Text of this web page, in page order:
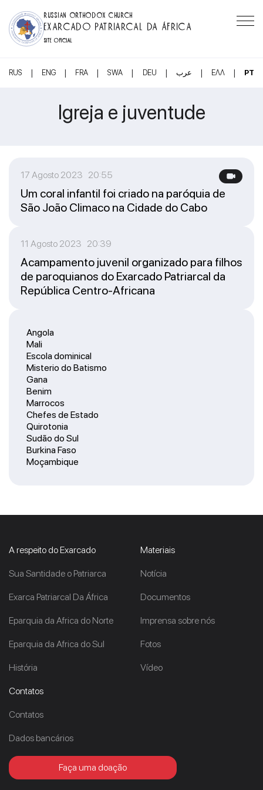
RUSSIAN ORTHODOX CHURCH
EXARCADO PATRIARCAL DA ÁFRICA
SITE OFICIAL
RUS | ENG | FRA | SWA | DEU | عرب | ΕΛΛ | PT
Igreja e juventude
Angola
Mali
Escola dominical
Misterio do Batismo
Gana
Benim
Marrocos
Chefes de Estado
Quirotonia
Sudão do Sul
Burkina Faso
Moçambique
17 Agosto 2023 20:55
Um coral infantil foi criado na paróquia de
São João Climaco na Cidade do Cabo
11 Agosto 2023 20:39
Acampamento juvenil organizado para filhos
de paroquianos do Exarcado Patriarcal da
República Centro-Africana
A respeito do Exarcado
Sua Santidade o Patriarca
Exarca Patriarcal Da África
Eparquia da Africa do Norte
Eparquia da Africa do Sul
História
Materiais
Notícia
Documentos
Imprensa sobre nós
Fotos
Vídeo
Contatos
Contatos
Dados bancários
Faça uma doação